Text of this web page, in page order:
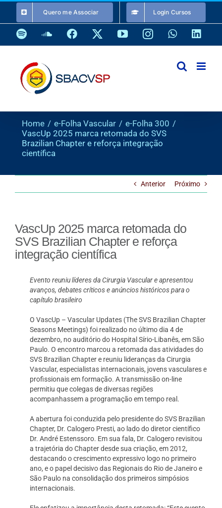
o
conteúdo
Quero me Associar Login Cursos
SpotifySoundCloud
Facebook YouTubeInstagramWhatsApp
Home e-Folha Vascular
e-Folha 300
VascUp 2025 marca retomada do SVS
Brazilian Chapter e reforça integração
científica
Anterior Próximo
VascUp 2025 marca retomada do
SVS Brazilian Chapter e reforça
integração científica
Evento reuniu líderes da Cirurgia Vascular e apresentou
avanços, debates críticos e anúncios históricos para o
capítulo brasileiro
O VascUp – Vascular Updates (The SVS Brazilian Chapter
Seasons Meetings) foi realizado no último dia 4 de
dezembro, no auditório do Hospital Sírio-Libanês, em São
Paulo. O encontro marcou a retomada das atividades do
SVS Brazilian Chapter e reuniu lideranças da Cirurgia
Vascular, especialistas internacionais, jovens vasculares e
profissionais em formação. A transmissão on-line
permitiu que colegas de diversas regiões
acompanhassem a programação em tempo real.
A abertura foi conduzida pelo presidente do SVS Brazilian
Chapter, Dr. Calogero Presti, ao lado do diretor científico
Dr. André Estenssoro. Em sua fala, Dr. Calogero revisitou
a trajetória do Chapter desde sua criação, em 2012,
destacando o crescimento expressivo logo no primeiro
ano, e o papel decisivo das Regionais do Rio de Janeiro e
São Paulo na consolidação dos primeiros simpósios
internacionais.